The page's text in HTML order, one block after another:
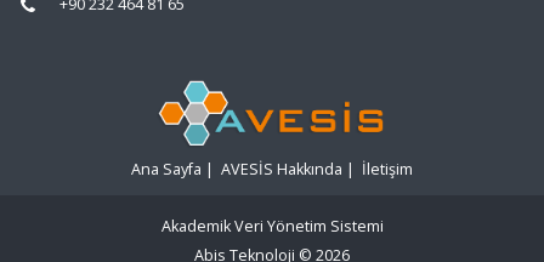
+90 232 464 81 65
Ana Sayfa | AVESİS Hakkında | İletişim
Akademik Veri Yönetim Sistemi
Abis Teknoloji © 2026